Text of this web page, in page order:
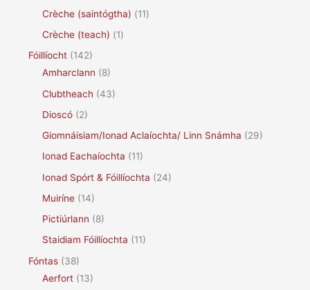
Crèche (saintógtha) (11)
Crèche (teach) (1)
Fóillíocht (142)
Amharclann (8)
Clubtheach (43)
Dioscó (2)
Giomnáisiam/Ionad Aclaíochta/ Linn Snámha (29)
Ionad Eachaíochta (11)
Ionad Spórt & Fóillíochta (24)
Muiríne (14)
Pictiúrlann (8)
Staidiam Fóillíochta (11)
Fóntas (38)
Aerfort (13)